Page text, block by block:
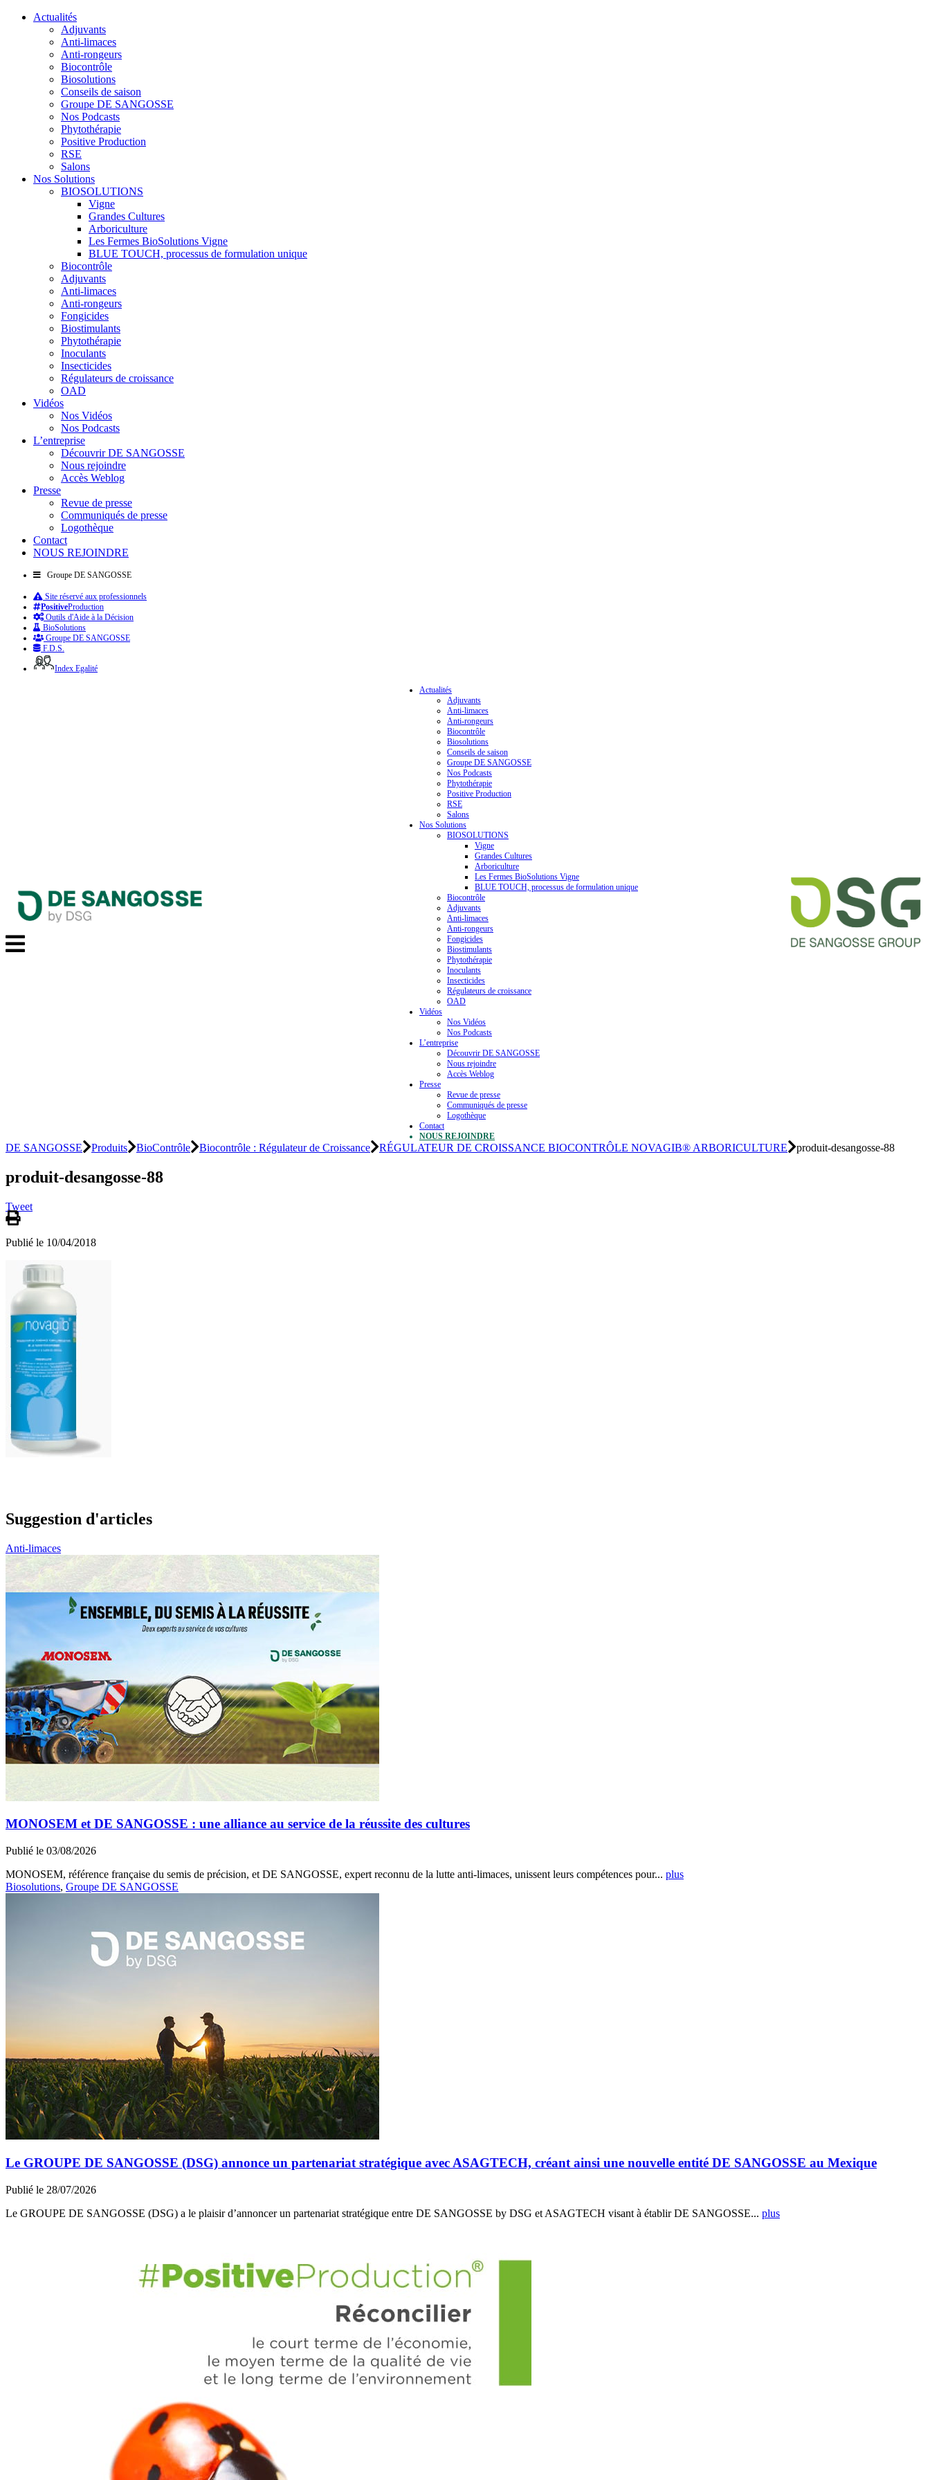
Actualités
Adjuvants
Anti-limaces
Anti-rongeurs
Biocontrôle
Biosolutions
Conseils de saison
Groupe DE SANGOSSE
Nos Podcasts
Phytothérapie
Positive Production
RSE
Salons
Nos Solutions
BIOSOLUTIONS
Vigne
Grandes Cultures
Arboriculture
Les Fermes BioSolutions Vigne
BLUE TOUCH, processus de formulation unique
Biocontrôle
Adjuvants
Anti-limaces
Anti-rongeurs
Fongicides
Biostimulants
Phytothérapie
Inoculants
Insecticides
Régulateurs de croissance
OAD
Vidéos
Nos Vidéos
Nos Podcasts
L’entreprise
Découvrir DE SANGOSSE
Nous rejoindre
Accès Weblog
Presse
Revue de presse
Communiqués de presse
Logothèque
Contact
NOUS REJOINDRE
Groupe DE SANGOSSE
Site réservé aux professionnels
PositiveProduction
Outils d'Aide à la Décision
BioSolutions
Groupe DE SANGOSSE
F.D.S.
Index Egalité
Actualités
Adjuvants
Anti-limaces
Anti-rongeurs
Biocontrôle
Biosolutions
Conseils de saison
Groupe DE SANGOSSE
Nos Podcasts
Phytothérapie
Positive Production
RSE
Salons
Nos Solutions
BIOSOLUTIONS
Vigne
Grandes Cultures
Arboriculture
Les Fermes BioSolutions Vigne
BLUE TOUCH, processus de formulation unique
Biocontrôle
Adjuvants
Anti-limaces
Anti-rongeurs
Fongicides
Biostimulants
Phytothérapie
Inoculants
Insecticides
Régulateurs de croissance
OAD
Vidéos
Nos Vidéos
Nos Podcasts
L’entreprise
Découvrir DE SANGOSSE
Nous rejoindre
Accès Weblog
Presse
Revue de presse
Communiqués de presse
Logothèque
Contact
NOUS REJOINDRE
DE SANGOSSE Produits BioContrôle Biocontrôle : Régulateur de Croissance RÉGULATEUR DE CROISSANCE BIOCONTRÔLE NOVAGIB® ARBORICULTURE produit-desangosse-88
produit-desangosse-88
Tweet
Publié le 10/04/2018
Suggestion d'articles
Anti-limaces
MONOSEM et DE SANGOSSE : une alliance au service de la réussite des cultures
Publié le 03/08/2026
MONOSEM, référence française du semis de précision, et DE SANGOSSE, expert reconnu de la lutte anti-limaces, unissent leurs compétences pour... plus
Biosolutions, Groupe DE SANGOSSE
Le GROUPE DE SANGOSSE (DSG) annonce un partenariat stratégique avec ASAGTECH, créant ainsi une nouvelle entité DE SANGOSSE au Mexique
Publié le 28/07/2026
Le GROUPE DE SANGOSSE (DSG) a le plaisir d’annoncer un partenariat stratégique entre DE SANGOSSE by DSG et ASAGTECH visant à établir DE SANGOSSE... plus